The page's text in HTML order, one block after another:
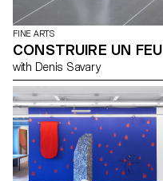
FINE ARTS
CONSTRUIRE UN FEU
with Denis Savary